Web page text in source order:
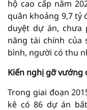
hộ cao cấp năm
quân khoảng 9,7 tỷ
duyệt dự án, chưa
năng tài chính
bình, người có thu
Kiến nghị gỡ vướng
Trong giai đoạn
kê có 86 dự án